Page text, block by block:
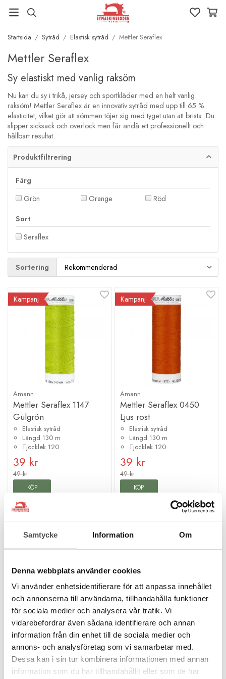
Samtycke Information Om
Denna webbplats använder cookies
Vi använder enhetsidentifierare för att anpassa innehållet
och annonserna till användarna, tillhandahålla funktioner
för sociala medier och analysera vår trafik. Vi
vidarebefordrar även sådana identifierare och annan
information från din enhet till de sociala medier och
annons- och analysföretag som vi samarbetar med.
Dessa kan i sin tur kombinera informationen med annan
information som du har tillhandahållit eller som de har
Startsida / Sytråd / Elastisk sytråd / Mettler Seraflex
Mettler Seraflex
Sy elastiskt med vanlig raksöm
Nu kan du sy i trikå, jersey och sportkläder med en helt vanlig
raksöm! Mettler Seraflex är en innovativ sytråd med upp till 65 %
elasticitet, vilket gör att sömmen töjer sig med tyget utan att brista. Du
slipper sicksack och overlock men får ändå ett professionellt och
hållbart resultat.
Produktfiltrering
Färg
Grön
Orange
Röd
Sort
Seraflex
Sortering
Kampanj
Amann
Mettler Seraflex 1147
Gulgrön
Elastisk sytråd
Längd 130 m
Tjocklek 120
39 kr
49 kr
KÖP
Kampanj
Amann
Mettler Seraflex 0450
Ljus rost
Elastisk sytråd
Längd 130 m
Tjocklek 120
39 kr
49 kr
KÖP
Finns i lager
För att få ut det mesta av trådens unika egenskaper finns det några
enkla men viktiga riktlinjer att följa:
Både uppe och nere:Använd Seraflex både som övertråd
Lös trådspänning:
Detta är nyckeln till framgång. Lätta på
trådspänningen så mycket som möjligt (både övre och undre
om möjligt) för att undvika att tråden sträcks ut redan innan
sömmen är sydd.
Rätt nål:Vi rekommenderar en Jersey- eller Stretchnål i
storlek 70–80.
Tips:Testa alltid på en provbit av ditt tyg först för att